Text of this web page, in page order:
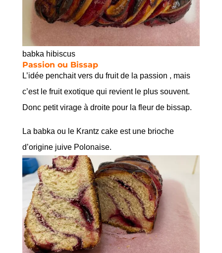
babka hibiscus
Passion ou Bissap
L’idée penchait vers du fruit de la passion , mais
c’est le fruit exotique qui revient le plus souvent.
Donc petit virage à droite pour la fleur de bissap.
La babka ou le Krantz cake est une brioche
d’origine juive Polonaise.